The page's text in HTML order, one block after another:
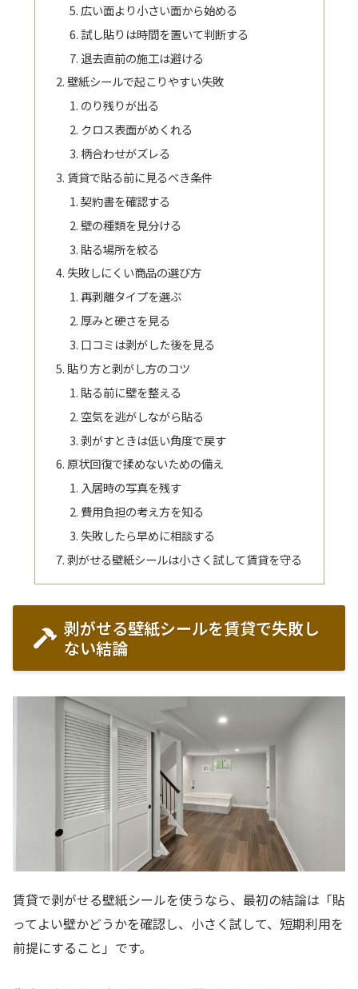
広い面より小さい面から始める
試し貼りは時間を置いて判断する
退去直前の施工は避ける
壁紙シールで起こりやすい失敗
のり残りが出る
クロス表面がめくれる
柄合わせがズレる
賃貸で貼る前に見るべき条件
契約書を確認する
壁の種類を見分ける
貼る場所を絞る
失敗しにくい商品の選び方
再剥離タイプを選ぶ
厚みと硬さを見る
口コミは剥がした後を見る
貼り方と剥がし方のコツ
貼る前に壁を整える
空気を逃がしながら貼る
剥がすときは低い角度で戻す
原状回復で揉めないための備え
入居時の写真を残す
費用負担の考え方を知る
失敗したら早めに相談する
剥がせる壁紙シールは小さく試して賃貸を守る
剥がせる壁紙シールを賃貸で失敗し
ない結論
賃貸で剥がせる壁紙シールを使うなら、最初の結論は「貼
ってよい壁かどうかを確認し、小さく試して、短期利用を
前提にすること」です。